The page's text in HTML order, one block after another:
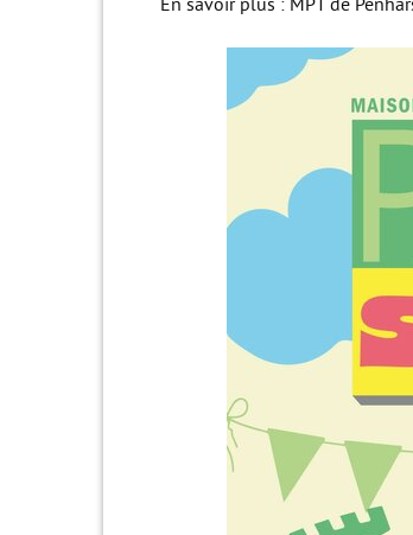
En savoir plus : MPT de